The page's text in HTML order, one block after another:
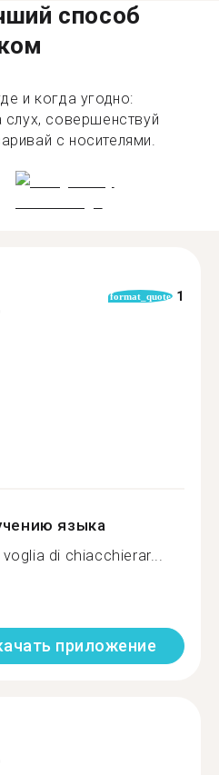
способ
и когда угодно:
слух, совершенствуй
с носителями.
format_quote 1
языка
di chiacchierar...
приложение